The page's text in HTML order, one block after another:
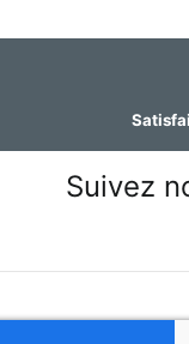
Suivez